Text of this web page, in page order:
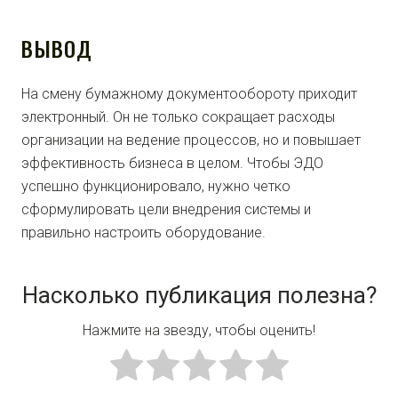
ВЫВОД
На смену бумажному документообороту приходит
электронный. Он не только сокращает расходы
организации на ведение процессов, но и повышает
эффективность бизнеса в целом. Чтобы ЭДО
успешно функционировало, нужно четко
сформулировать цели внедрения системы и
правильно настроить оборудование.
Насколько публикация полезна?
Нажмите на звезду, чтобы оценить!